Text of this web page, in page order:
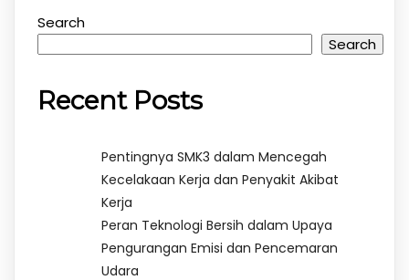
Search
Search
Recent Posts
Pentingnya SMK3 dalam Mencegah
Kecelakaan Kerja dan Penyakit Akibat
Kerja
Peran Teknologi Bersih dalam Upaya
Pengurangan Emisi dan Pencemaran
Udara